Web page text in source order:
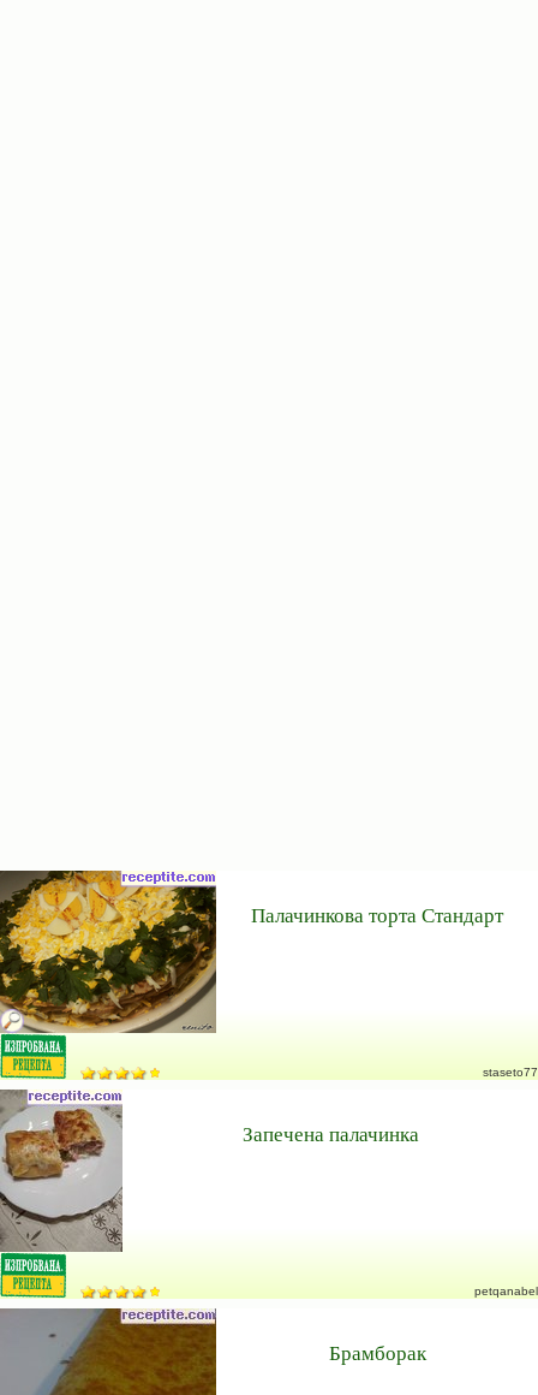
Палачинкова торта Стандарт
staseto77
Запечена палачинка
petqanabel
Брамборак